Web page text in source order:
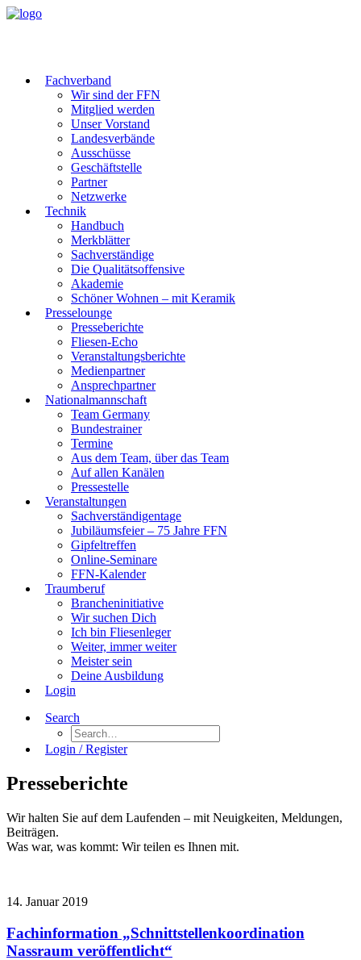
Fachverband
Wir sind der FFN
Mitglied werden
Unser Vorstand
Landesverbände
Ausschüsse
Geschäftstelle
Partner
Netzwerke
Technik
Handbuch
Merkblätter
Sachverständige
Die Qualitätsoffensive
Akademie
Schöner Wohnen – mit Keramik
Presselounge
Presseberichte
Fliesen-Echo
Veranstaltungsberichte
Medienpartner
Ansprechpartner
Nationalmannschaft
Team Germany
Bundestrainer
Termine
Aus dem Team, über das Team
Auf allen Kanälen
Pressestelle
Veranstaltungen
Sachverständigentage
Jubiläumsfeier – 75 Jahre FFN
Gipfeltreffen
Online-Seminare
FFN-Kalender
Traumberuf
Brancheninitiative
Wir suchen Dich
Ich bin Fliesenleger
Weiter, immer weiter
Meister sein
Deine Ausbildung
Login
Search
Login / Register
Presseberichte
Wir halten Sie auf dem Laufenden – mit Neuigkeiten, Meldungen,
Beiträgen.
Was war, was kommt: Wir teilen es Ihnen mit.
14. Januar 2019
Fachinformation „Schnittstellenkoordination
Nassraum veröffentlicht“